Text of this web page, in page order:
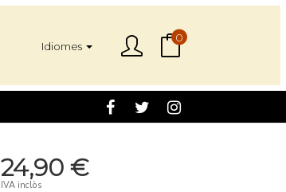
Idiomes
0
24,90 €
IVA inclòs